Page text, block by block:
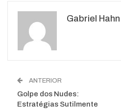
WhatsApp
Gabriel Hahn
ANTERIOR
Golpe dos Nudes:
Estratégias Sutilmente